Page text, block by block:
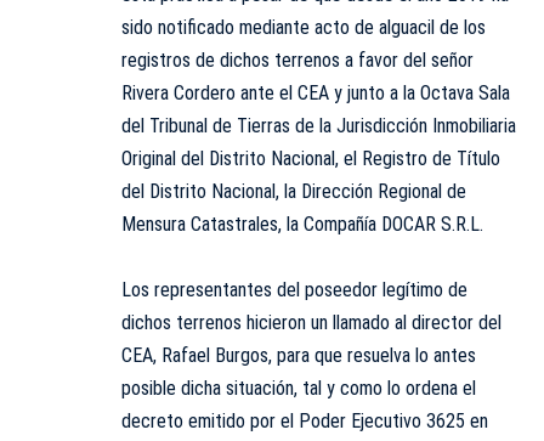
sido notificado mediante acto de alguacil de los
registros de dichos terrenos a favor del señor
Rivera Cordero ante el CEA y junto a la Octava Sala
del Tribunal de Tierras de la Jurisdicción Inmobiliaria
Original del Distrito Nacional, el Registro de Título
del Distrito Nacional, la Dirección Regional de
Mensura Catastrales, la Compañía DOCAR S.R.L.
Los representantes del poseedor legítimo de
dichos terrenos hicieron un llamado al director del
CEA, Rafael Burgos, para que resuelva lo antes
posible dicha situación, tal y como lo ordena el
decreto emitido por el Poder Ejecutivo 3625 en